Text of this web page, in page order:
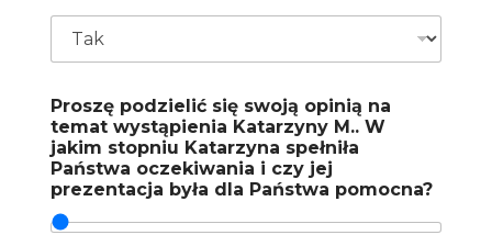
Proszę podzielić się swoją opinią na
temat wystąpienia Katarzyny M.. W
jakim stopniu Katarzyna spełniła
Państwa oczekiwania i czy jej
prezentacja była dla Państwa pomocna?